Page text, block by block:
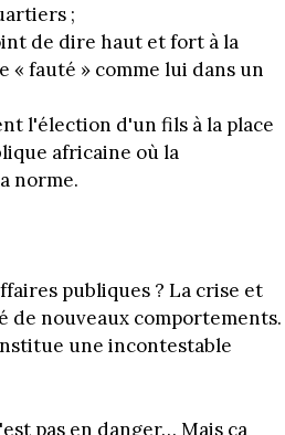
;
de dire haut et fort à la
fauté » comme lui dans un
l'élection d'un fils à la place
africaine où la
norme.
publiques ? La crise et
de nouveaux comportements.
une incontestable
pas en danger… Mais ça